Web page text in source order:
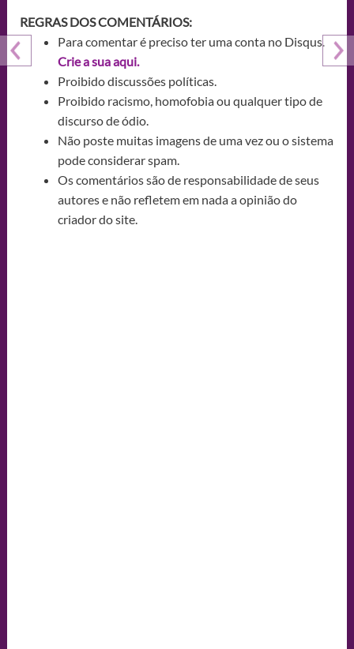
REGRAS DOS COMENTÁRIOS:
Para comentar é preciso ter uma conta no Disqus.
Crie a sua aqui.
Proibido discussões políticas.
Proibido racismo, homofobia ou qualquer tipo de
discurso de ódio.
Não poste muitas imagens de uma vez ou o sistema
pode considerar spam.
Os comentários são de responsabilidade de seus
autores e não refletem em nada a opinião do
criador do site.